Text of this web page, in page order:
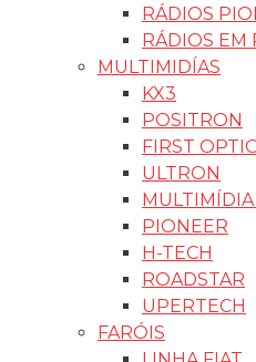
RÁDIOS
RÁDIOS EM
MULTIMIDÍAS
KX3
POSITRON
FIRST
ULTRON
PIONEER
H-TECH
ROADSTAR
UPERTECH
FARÓIS